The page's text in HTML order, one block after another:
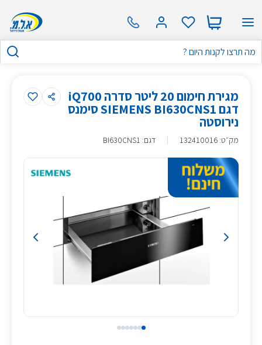
מגירת חימום 20 ליטר סדרה iQ700
דגם SIEMENS BI630CNS1 סימנס
נירוסטה
מק״ט:
132410016 דגם: BI630CNS1